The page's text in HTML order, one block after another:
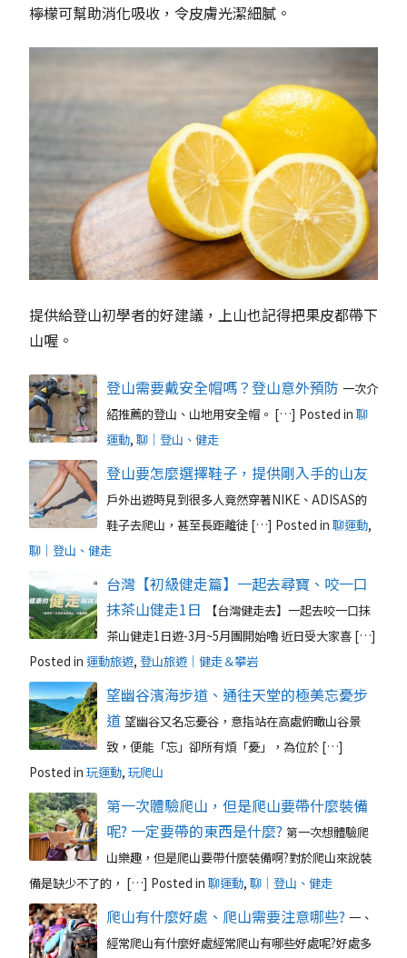
檸檬可幫助消化吸收，令皮膚光潔細膩。
提供給登山初學者的好建議，上山也記得把果皮都帶下
山喔。
登山需要戴安全帽嗎？登山意外預防 一次介
紹推薦的登山、山地用安全帽。 […] Posted in 聊
運動, 聊｜登山、健走
登山要怎麼選擇鞋子，提供剛入手的山友
戶外出遊時見到很多人竟然穿著NIKE、ADISAS的
鞋子去爬山，甚至長距離徒 […] Posted in 聊運動,
聊｜登山、健走
台灣【初級健走篇】一起去尋寶、咬一口
抹茶山健走1日
【台灣健走去】一起去咬一口抹
茶山健走1日遊-3月~5月團開始嚕 近日受大家喜 […]
Posted in 運動旅遊, 登山旅遊｜健走＆攀岩
望幽谷濱海步道、通往天堂的極美忘憂步
道 望幽谷又名忘憂谷，意指站在高處俯瞰山谷景
致，便能「忘」卻所有煩「憂」，為位於 […]
Posted in 玩運動, 玩爬山
第一次體驗爬山，但是爬山要帶什麼裝備
呢? 一定要帶的東西是什麼? 第一次想體驗爬
山樂趣，但是爬山要帶什麼裝備啊?對於爬山來說裝
備是缺少不了的， […] Posted in 聊運動, 聊｜登山、健走
爬山有什麼好處、爬山需要注意哪些? 一、
經常爬山有什麼好處經常爬山有哪些好處呢?好處多